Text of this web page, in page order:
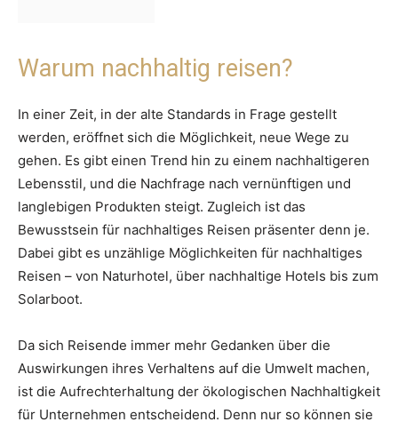
Warum nachhaltig reisen?
In einer Zeit, in der alte Standards in Frage gestellt
werden, eröffnet sich die Möglichkeit, neue Wege zu
gehen. Es gibt einen Trend hin zu einem nachhaltigeren
Lebensstil, und die Nachfrage nach vernünftigen und
langlebigen Produkten steigt. Zugleich ist das
Bewusstsein für nachhaltiges Reisen präsenter denn je.
Dabei gibt es unzählige Möglichkeiten für nachhaltiges
Reisen – von Naturhotel, über nachhaltige Hotels bis zum
Solarboot.
Da sich Reisende immer mehr Gedanken über die
Auswirkungen ihres Verhaltens auf die Umwelt machen,
ist die Aufrechterhaltung der ökologischen Nachhaltigkeit
für Unternehmen entscheidend. Denn nur so können sie